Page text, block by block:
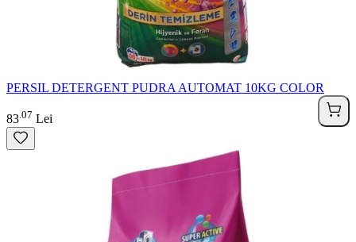
PERSIL DETERGENT PUDRA AUTOMAT 10KG COLOR
83 07 Lei